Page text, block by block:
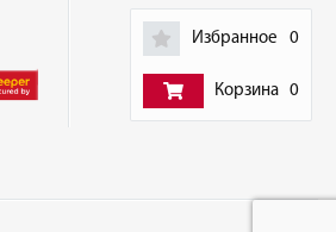
Избранное 0
Корзина 0